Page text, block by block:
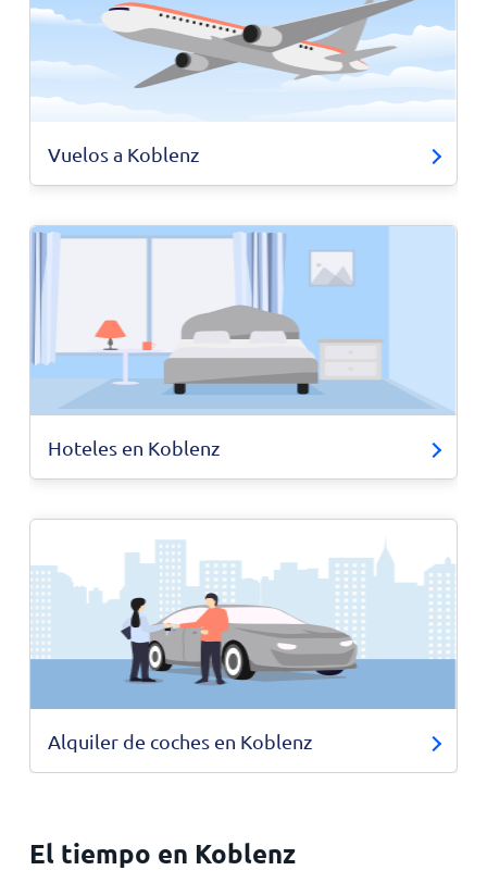
Vuelos a Koblenz
Hoteles en Koblenz
Alquiler de coches en Koblenz
El tiempo en Koblenz